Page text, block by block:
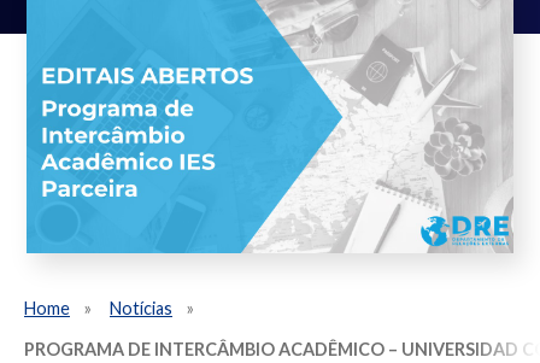
Home
Notícias
PROGRAMA DE INTERCÂMBIO ACADÊMICO – UNIVERSIDAD